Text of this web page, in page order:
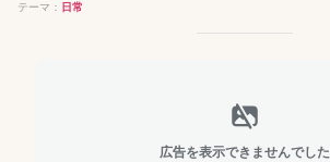
テーマ： 日常
広告を表示できませんでした